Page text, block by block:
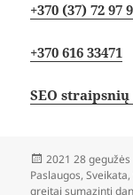
+370 (37) 72 97
+370 616 33471
SEO
Paskelbta
2021 28 gegužės
Paslaugos,Sveikata,
greitai sumazinti